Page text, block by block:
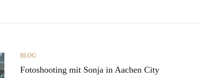
CATEGORIES
BLOG
Fotoshooting mit Sonja in Aachen City